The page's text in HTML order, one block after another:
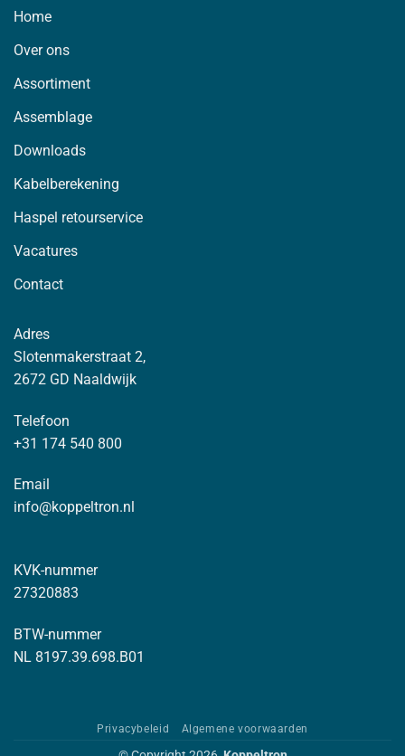
Home
Over ons
Assortiment
Assemblage
Downloads
Kabelberekening
Haspel retourservice
Vacatures
Contact
Adres
Slotenmakerstraat 2,
2672 GD Naaldwijk
Telefoon
+31 174 540 800
Email
info@koppeltron.nl
KVK-nummer
27320883
BTW-nummer
NL 8197.39.698.B01
Privacybeleid Algemene voorwaarden